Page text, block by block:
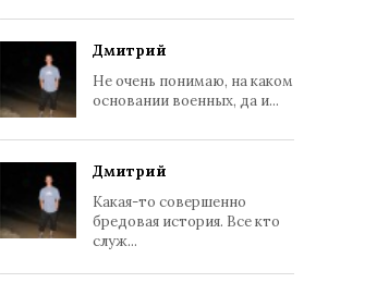
Дмитрий
Не очень понимаю, на каком
основании военных, да и...
Дмитрий
Какая-то совершенно
бредовая история. Все кто
служ...